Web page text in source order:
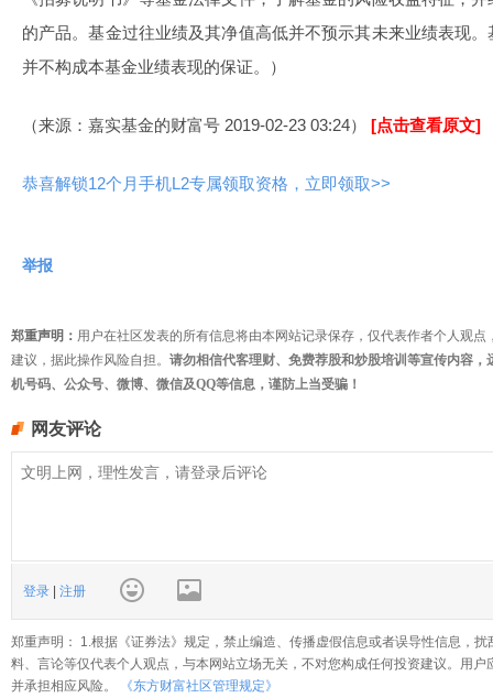
的产品。基金过往业绩及其净值高低并不预示其未来业绩表现
并不构成本基金业绩表现的保证。）
（来源：嘉实基金的财富号 2019-02-23 03:24） [点击查看原文]
恭喜解锁12个月手机L2专属领取资格，立即领取>>
举报
郑重声明： 用户在社区发表的所有信息将由本网站记录保存，仅代表作者个人观
建议，据此操作风险自担。 请勿相信代客理财、免费荐股和炒股培训等宣传内容
机号码、公众号、微博、微信及QQ等信息，谨防上当受骗！
网友评论
登录 注册
郑重声明： 1.根据《证券法》规定，禁止编造、传播虚假信息或者误导性信息，
料、言论等仅代表个人观点，与本网站立场无关，不对您构成任何投资建议。用
并承担相应风险。
《东方财富社区管理规定》